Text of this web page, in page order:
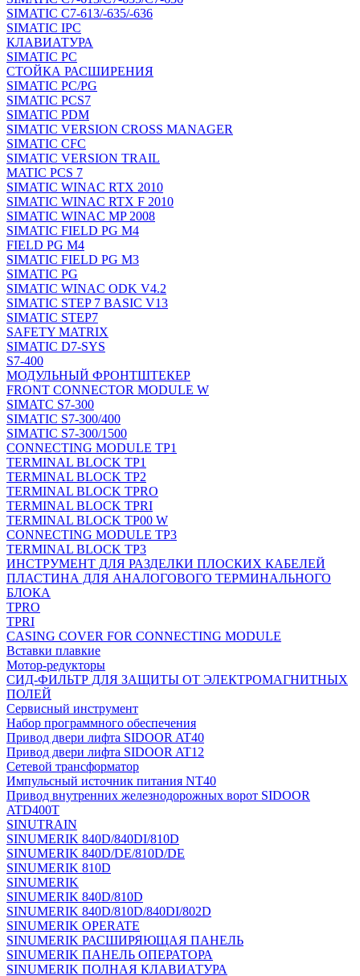
SIMATIC C7-613/-635/-636
SIMATIC IPC
КЛАВИАТУРА
SIMATIC PC
СТОЙКА РАСШИРЕНИЯ
SIMATIC PC/PG
SIMATIC PCS7
SIMATIC PDM
SIMATIC VERSION CROSS MANAGER
SIMATIC CFC
SIMATIC VERSION TRAIL
MATIC PCS 7
SIMATIC WINAC RTX 2010
SIMATIC WINAC RTX F 2010
SIMATIC WINAC MP 2008
SIMATIC FIELD PG M4
FIELD PG M4
SIMATIC FIELD PG M3
SIMATIC PG
SIMATIC WINAC ODK V4.2
SIMATIC STEP 7 BASIC V13
SIMATIC STEP7
SAFETY MATRIX
SIMATIC D7-SYS
S7-400
МОДУЛЬНЫЙ ФРОНТШТЕКЕР
FRONT CONNECTOR MODULE W
SIMATC S7-300
SIMATIC S7-300/400
SIMATIC S7-300/1500
CONNECTING MODULE TP1
TERMINAL BLOCK TP1
TERMINAL BLOCK TP2
TERMINAL BLOCK TPRO
TERMINAL BLOCK TPRI
TERMINAL BLOCK TP00 W
CONNECTING MODULE TP3
TERMINAL BLOCK TP3
ИНСТРУМЕНТ ДЛЯ РАЗДЕЛКИ ПЛОСКИХ КАБЕЛЕЙ
ПЛАСТИНА ДЛЯ АНАЛОГОВОГО ТЕРМИНАЛЬНОГО
БЛОКА
TPRO
TPRI
CASING COVER FOR CONNECTING MODULE
Вставки плавкие
Мотор-редукторы
СИД-ФИЛЬТР ДЛЯ ЗАЩИТЫ ОТ ЭЛЕКТРОМАГНИТНЫХ
ПОЛЕЙ
Сервисный инструмент
Набор программного обеспечения
Привод двери лифта SIDOOR AT40
Привод двери лифта SIDOOR AT12
Сетевой трансформатор
Импульсный источник питания NT40
Привод внутренних железнодорожных ворот SIDOOR
ATD400T
SINUTRAIN
SINUMERIK 840D/840DI/810D
SINUMERIK 840D/DE/810D/DE
SINUMERIK 810D
SINUMERIK
SINUMERIK 840D/810D
SINUMERIK 840D/810D/840DI/802D
SINUMERIK OPERATE
SINUMERIK РАСШИРЯЮЩАЯ ПАНЕЛЬ
SINUMERIK ПАНЕЛЬ ОПЕРАТОРА
SINUMERIK ПОЛНАЯ КЛАВИАТУРА